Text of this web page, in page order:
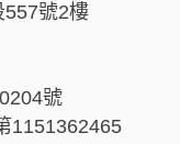
557號2樓
號
1151362465